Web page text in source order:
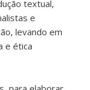
textual,
e
levando em
e ética